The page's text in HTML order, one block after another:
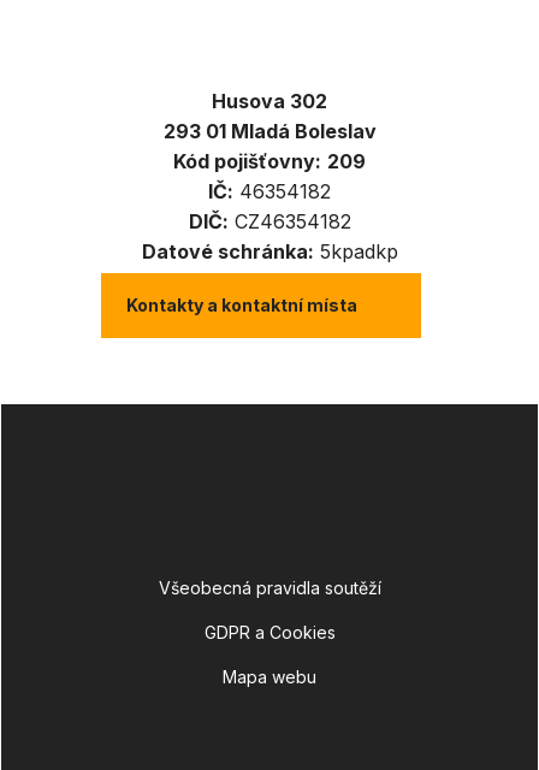
Husova 302
293 01 Mladá Boleslav
Kód pojišťovny: 209
IČ: 46354182
DIČ: CZ46354182
Datové schránka: 5kpadkp
Kontakty a kontaktní místa
Všeobecná pravidla soutěží
GDPR a Cookies
Mapa webu